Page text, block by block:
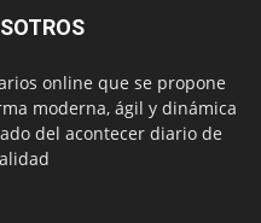
online que se propone
moderna, ágil y dinámica
del acontecer diario de